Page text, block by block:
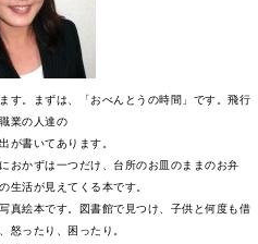
す。まずは、「おべんとうの時間」です。飛行
業の人達の
が書いてあります。
おかずは一つだけ、台所のお皿のままのお弁
生活が見えてくる本です。
真絵本です。図書館で見つけ、子供と何度も借
怒ったり、困ったり。